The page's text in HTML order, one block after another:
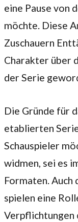
eine Pause von
möchte. Diese
Zuschauern
Charakter über
der Serie
Die Gründe für
etablierten
Schauspieler
widmen, sei es
Formaten. Auch
spielen eine
Verpflichtungen